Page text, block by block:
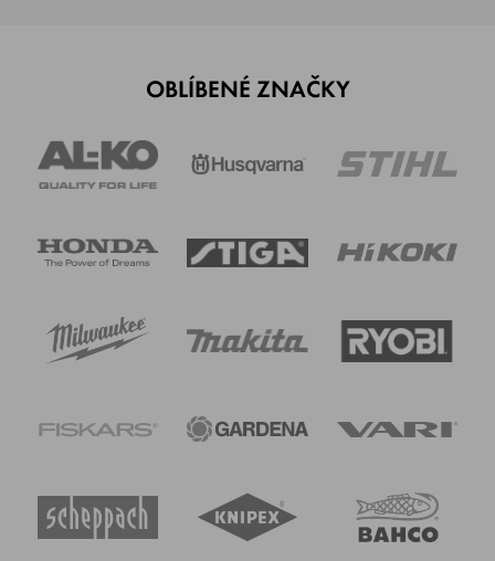
OBLÍBENÉ ZNAČKY